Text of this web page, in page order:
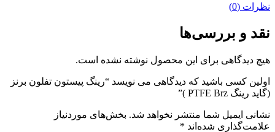
نظرات (0)
نقد و بررسی‌ها
هیچ دیدگاهی برای این محصول نوشته نشده است.
اولین کسی باشید که دیدگاهی می نویسد “رینگ پیستون تفلون برنز
(گاید رینگ PTFE Brz )”
نشانی ایمیل شما منتشر نخواهد شد. بخش‌های موردنیاز
علامت‌گذاری شده‌اند *